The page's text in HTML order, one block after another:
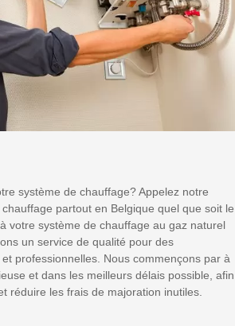
système de chauffage? Appelez notre
chauffage partout en Belgique quel que soit le
votre système de chauffage au gaz naturel
un service de qualité pour des
professionnelles. Nous commençons par à
et dans les meilleurs délais possible, afin
réduire les frais de majoration inutiles.